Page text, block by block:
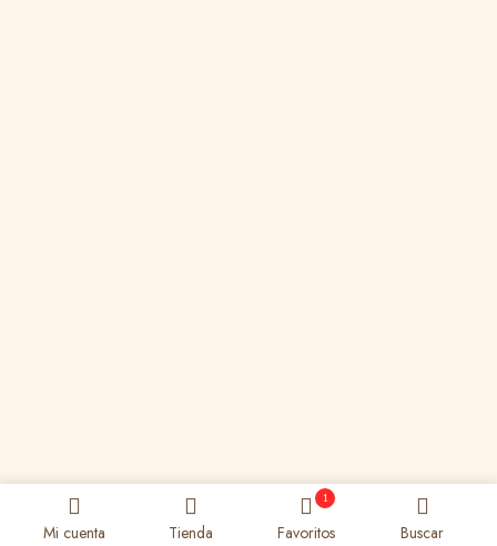
Mi cuenta Tienda
1
Favoritos Buscar